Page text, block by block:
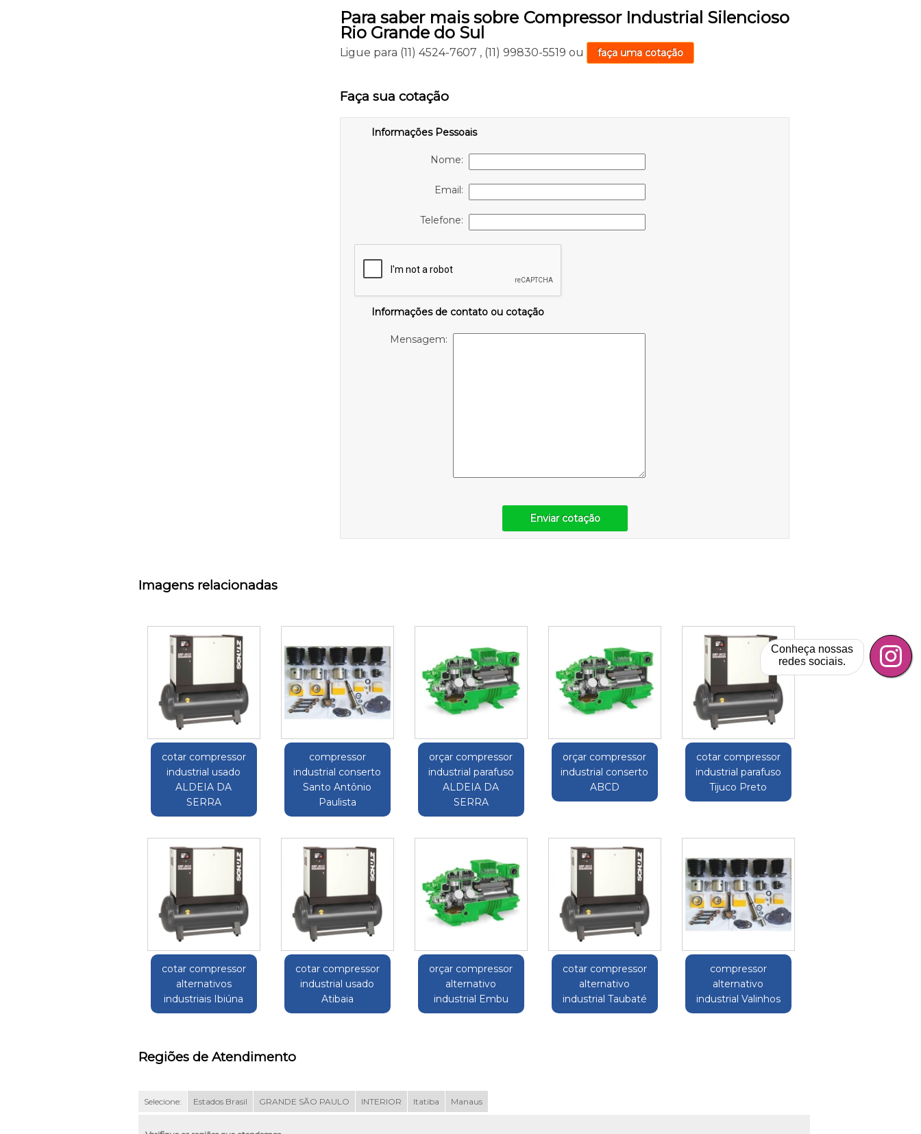
Para saber mais sobre Compressor Industrial Silencioso
Rio Grande do Sul
Ligue para (11) 4524-7607 , (11) 99830-5519 ou faça uma cotação
Faça sua cotação
Informações Pessoais
Nome:
Email:
Telefone:
Informações de contato ou cotação
Mensagem:
Enviar cotação
Imagens relacionadas
cotar compressor
industrial usado
ALDEIA DA
SERRA
compressor
industrial conserto
Santo Antônio
Paulista
orçar compressor
industrial parafuso
ALDEIA DA
SERRA
orçar compressor
industrial conserto
ABCD
cotar compressor
industrial parafuso
Tijuco Preto
cotar compressor
alternativos
industriais Ibiúna
cotar compressor
industrial usado
Atibaia
orçar compressor
alternativo
industrial Embu
cotar compressor
alternativo
industrial Taubaté
compressor
alternativo
industrial Valinhos
Regiões de Atendimento
Selecione: Estados Brasil GRANDE SÃO PAULO INTERIOR Itatiba Manaus
Conheça nossas
redes sociais.